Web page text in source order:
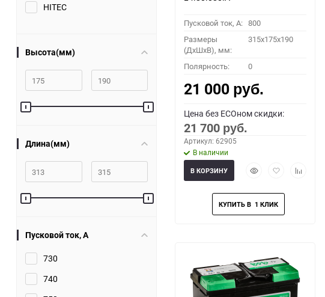
HITEC
Высота(мм)
Длина(мм)
Пусковой ток, A
730
740
Пусковой ток, A: 800
Размеры
(ДхШхВ), мм:
315x175x190
Полярность: 0
21 000 руб.
Цена без ECOном скидки:
21 700 руб.
Артикул: 62905
В наличии
БыстрыйДобавить
избранное
Добавить
В КОРЗИНУ